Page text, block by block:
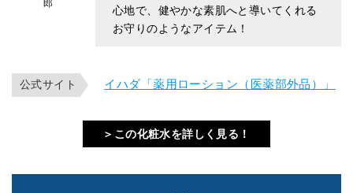
郎
心地で、健やかな素肌へと導いてくれる
お守りのようなアイテム！
公式サイト イハダ「薬用ローション（医薬部外品）」
＞この化粧水を詳しく見る！